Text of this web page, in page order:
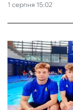
1 серпня 15:02